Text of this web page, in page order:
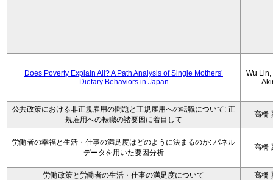
Does Poverty Explain All? A Path Analysis of Single Mothers’
Dietary Behaviors in Japan
Wu Lin,
公共政策における非正規雇用の問題と正規雇用への転職について: 正
規雇用への転職の諸要因に着目して
高橋
労働者の幸福と生活・仕事の満足度はどのように決まるのか: パネル
データを用いた要因分析
高橋
労働政策と労働者の生活・仕事の満足度について 高橋